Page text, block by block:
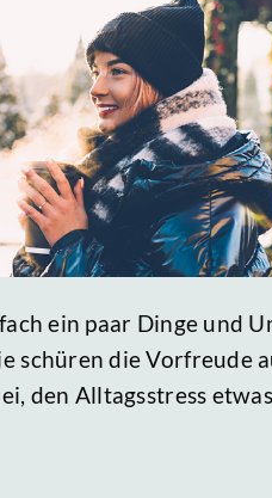
ein paar Dinge und
schüren die Vorfreude
den Alltagsstress